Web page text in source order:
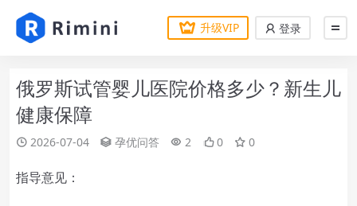
升级VIP 登录
俄罗斯试管婴儿医院价格多少？新生儿
健康保障
2026-07-04 孕优问答 2 0 0
指导意见：